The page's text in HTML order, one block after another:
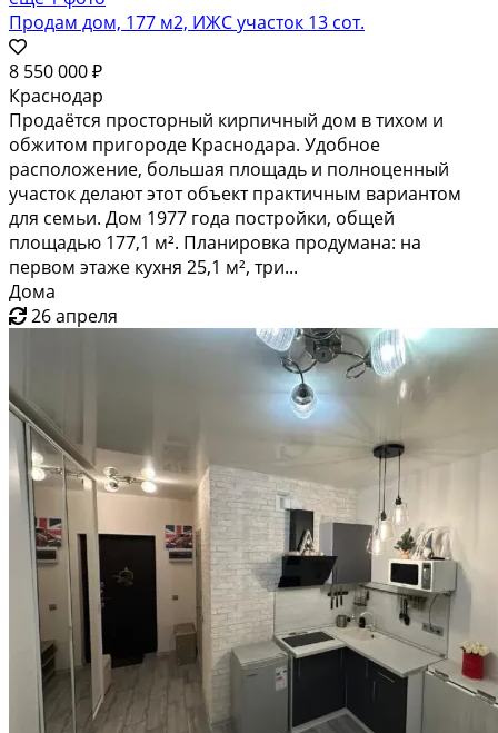
Продам дом, 177 м2, ИЖС участок 13 сот.
8 550 000 ₽
Краснодар
Продаётся просторный кирпичный дом в тихом и
обжитом пригороде Краснодара. Удобное
расположение, большая площадь и полноценный
участок делают этот объект практичным вариантом
для семьи. Дом 1977 года постройки, общей
площадью 177,1 м². Планировка продумана: на
первом этаже кухня 25,1 м², три...
Дома
26 апреля